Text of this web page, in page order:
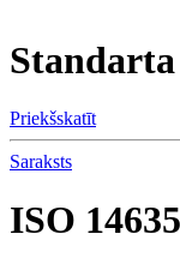
Priekšskatīt
Saraksts
ISO